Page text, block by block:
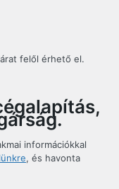
felől érhető el.
információkkal
, és havonta